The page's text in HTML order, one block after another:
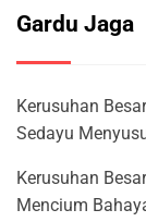
Gardu Jaga
Kerusuhan
Sedayu
Kerusuhan
Mencium